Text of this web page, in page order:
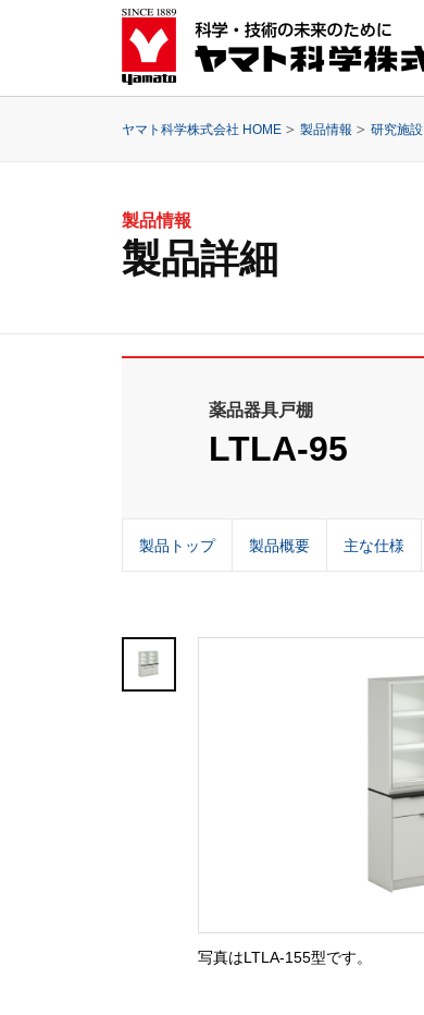
ヤマト科学株式会社 HOME 製品情報 研究施設
製品情報
製品詳細
薬品器具戸棚
LTLA-95
製品トップ 製品概要 主な仕様
写真はLTLA-155型です。